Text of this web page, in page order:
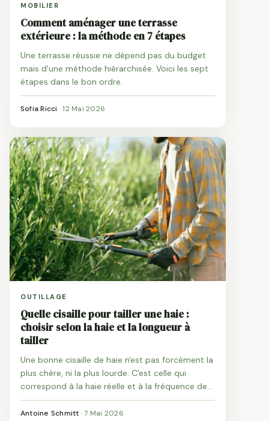
MOBILIER
Comment aménager une terrasse
extérieure : la méthode en 7 étapes
Une terrasse réussie ne dépend pas du budget
mais d'une méthode hiérarchisée. Voici les sept
étapes dans le bon ordre.
Sofia Ricci ·12 Mai 2026
OUTILLAGE
Quelle cisaille pour tailler une haie :
choisir selon la haie et la longueur à
tailler
Une bonne cisaille de haie n'est pas forcément la
plus chère, ni la plus lourde. C'est celle qui
correspond à la haie réelle et à la fréquence de
taille.
Antoine Schmitt ·7 Mai 2026